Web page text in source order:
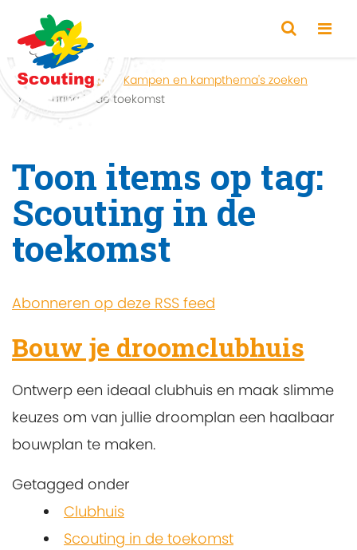
Home Zoeken
Kampen en kampthema's zoeken
Scouting in de toekomst
Toon items op tag:
Scouting in de
toekomst
Abonneren op deze RSS feed
Bouw je droomclubhuis
Ontwerp een ideaal clubhuis en maak slimme
keuzes om van jullie droomplan een haalbaar
bouwplan te maken.
Getagged onder
Clubhuis
Scouting in de toekomst